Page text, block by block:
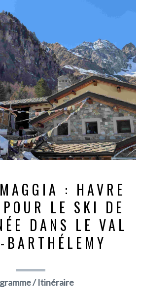
: HAVRE
LE SKI DE
DANS LE VAL
/ Itinéraire